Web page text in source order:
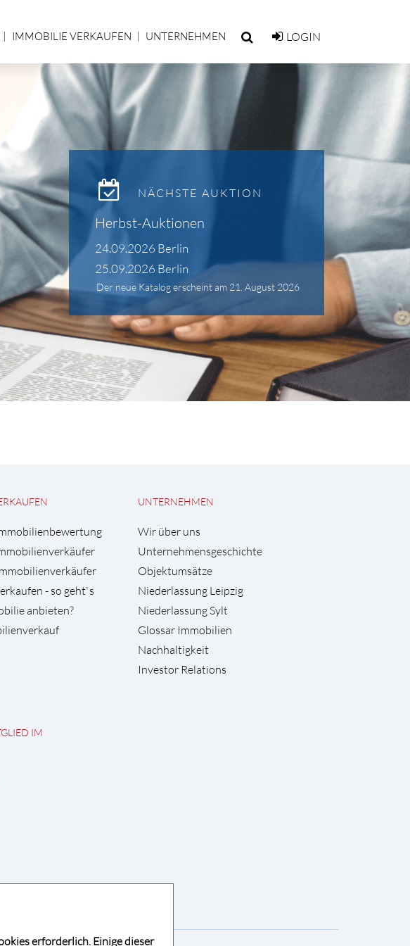
IMMOBILIE VERKAUFEN UNTERNEHMEN LOGIN
NÄCHSTE AUKTION
Herbst-Auktionen
24.09.2026 Berlin
25.09.2026 Berlin
Der neue Katalog erscheint am 21. August 2026
- so geht`s
anbieten?
UNTERNEHMEN
Wir über uns
Unternehmensgeschichte
Objektumsätze
Niederlassung Leipzig
Niederlassung Sylt
Glossar Immobilien
Nachhaltigkeit
Investor Relations
IM
erforderlich. Einige dieser